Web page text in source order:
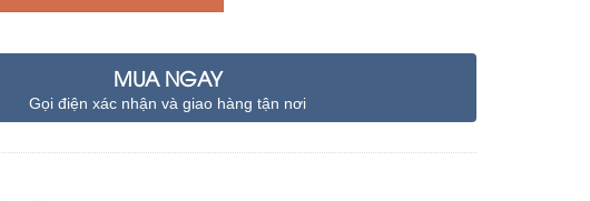
MUA NGAY
Gọi điện xác nhận và giao hàng tận nơi